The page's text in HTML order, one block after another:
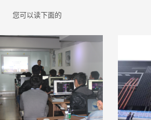
您可以读下面的